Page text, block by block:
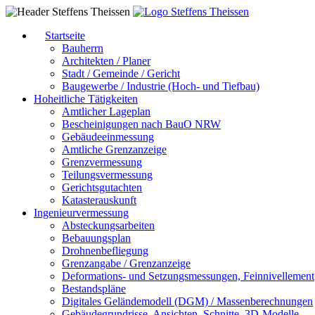
Startseite
Bauherrn
Architekten / Planer
Stadt / Gemeinde / Gericht
Baugewerbe / Industrie (Hoch- und Tiefbau)
Hoheitliche Tätigkeiten
Amtlicher Lageplan
Bescheinigungen nach BauO NRW
Gebäudeeinmessung
Amtliche Grenzanzeige
Grenzvermessung
Teilungsvermessung
Gerichtsgutachten
Katasterauskunft
Ingenieurvermessung
Absteckungsarbeiten
Bebauungsplan
Drohnenbefliegung
Grenzangabe / Grenzanzeige
Deformations- und Setzungsmessungen, Feinnivellement
Bestandspläne
Digitales Geländemodell (DGM) / Massenberechnungen